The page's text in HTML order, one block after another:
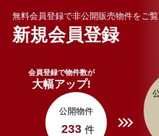
無料会員登録で非公開販売物件をご覧
新規会員登録
会員登録で物件数が
大幅アップ!
公開物件
233 件